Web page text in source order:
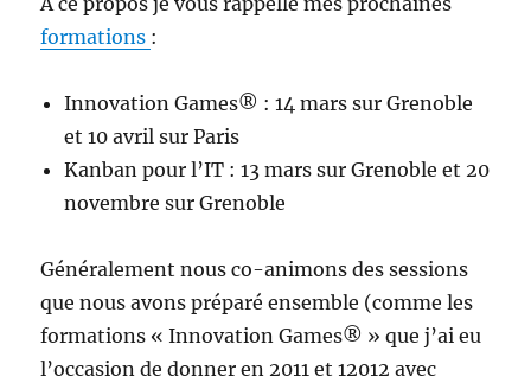
formations :
Innovation Games® : 14 mars sur Grenoble
et 10 avril sur Paris
Kanban pour l’IT : 13 mars sur Grenoble et 20
novembre sur Grenoble
Généralement nous co-animons des sessions
que nous avons préparé ensemble (comme les
formations « Innovation Games® » que j’ai eu
l’occasion de donner en 2011 et 12012 avec